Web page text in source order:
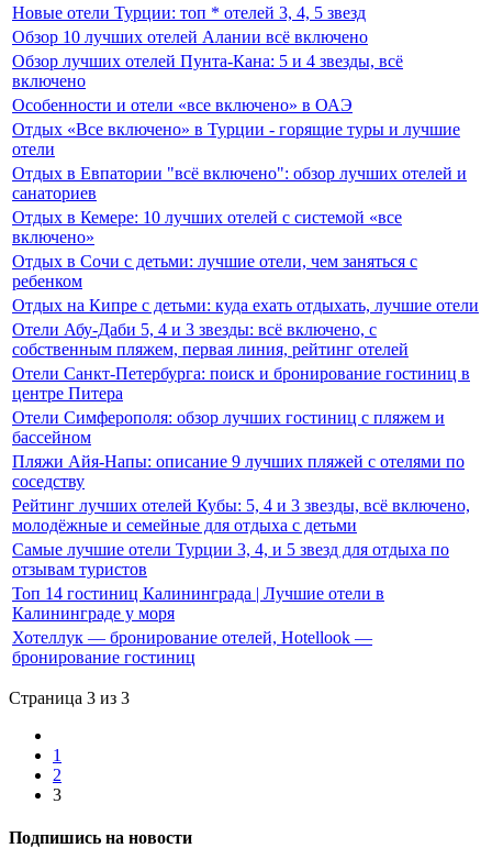
Новые отели Турции: топ * отелей 3, 4, 5 звезд
Обзор 10 лучших отелей Алании всё включено
Обзор лучших отелей Пунта-Кана: 5 и 4 звезды, всё
включено
Особенности и отели «все включено» в ОАЭ
Отдых «Все включено» в Турции - горящие туры и лучшие
отели
Отдых в Евпатории "всё включено": обзор лучших отелей и
санаториев
Отдых в Кемере: 10 лучших отелей с системой «все
включено»
Отдых в Сочи с детьми: лучшие отели, чем заняться с
ребенком
Отдых на Кипре с детьми: куда ехать отдыхать, лучшие отели
Отели Абу-Даби 5, 4 и 3 звезды: всё включено, с
собственным пляжем, первая линия, рейтинг отелей
Отели Санкт-Петербурга: поиск и бронирование гостиниц в
центре Питера
Отели Симферополя: обзор лучших гостиниц с пляжем и
бассейном
Пляжи Айя-Напы: описание 9 лучших пляжей с отелями по
соседству
Рейтинг лучших отелей Кубы: 5, 4 и 3 звезды, всё включено,
молодёжные и семейные для отдыха с детьми
Самые лучшие отели Турции 3, 4, и 5 звезд для отдыха по
отзывам туристов
Топ 14 гостиниц Калининграда | Лучшие отели в
Калининграде у моря
Хотеллук — бронирование отелей, Hotellook —
бронирование гостиниц
Страница 3 из 3
1
2
3
Подпишись на новости